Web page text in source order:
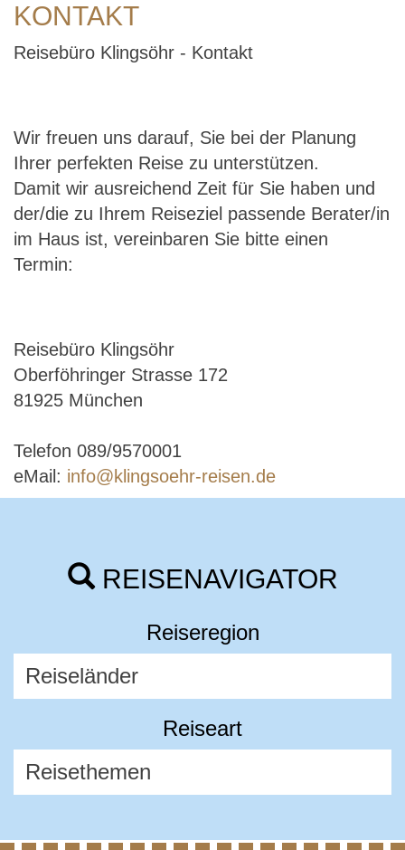
KONTAKT
Reisebüro Klingsöhr - Kontakt
Wir freuen uns darauf, Sie bei der Planung
Ihrer perfekten Reise zu unterstützen.
Damit wir ausreichend Zeit für Sie haben und
der/die zu Ihrem Reiseziel passende Berater/in
im Haus ist, vereinbaren Sie bitte einen
Termin:
Reisebüro Klingsöhr
Oberföhringer Strasse 172
81925 München
Telefon 089/9570001
eMail: info@klingsoehr-reisen.de
REISENAVIGATOR
Reiseregion
Reiseart